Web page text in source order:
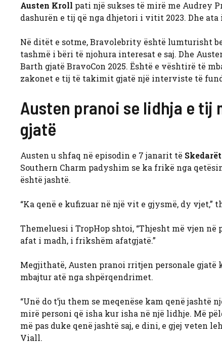
Austen Kroll pati një sukses të mirë me Audrey
dashurën e tij që nga dhjetori i vitit 2023. Dhe
Në ditët e sotme, Bravolebrity është lumturisht
tashmë i bëri të njohura interesat e saj. Dhe
Barth gjatë BravoCon 2025. Është e vështirë të
zakonet e tij të takimit gjatë një interviste të
Austen pranoi se lidhja e tij
gjatë
Austen u shfaq në episodin e 7 janarit të
Southern Charm padyshim se ka frikë nga
është jashtë.
“Ka qenë e kufizuar në një vit e gjysmë, dy vjet,”
Themeluesi i TropHop shtoi, “Thjesht më vjen në
afat i madh, i frikshëm afatgjatë.”
Megjithatë, Austen pranoi rritjen personale gjatë
mbajtur atë nga shpërqendrimet.
“Unë do t’ju them se meqenëse kam qenë
mirë personi që isha kur isha në një lidhje. Më
më pas duke qenë jashtë saj, e dini, e gjej veten
Viall.